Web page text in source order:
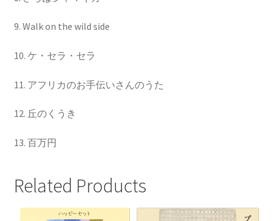
9. Walk on the wild side
10. ケ・セラ・セラ
11. アフリカのお手伝いさんのうた
12. 丘のくうき
13. 百万円
Related Products